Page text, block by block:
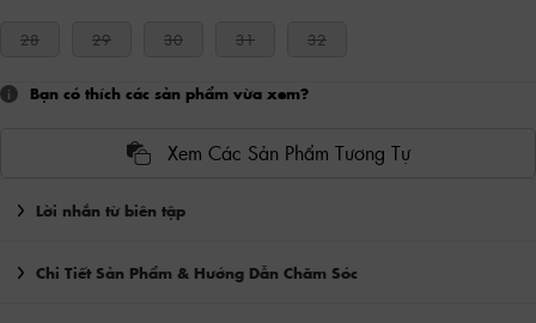
28 29 30 31 32
Bạn có thích các sản phẩm vừa xem?
Xem Các Sản Phẩm Tương Tự
Lời nhắn từ biên tập
Chi Tiết Sản Phẩm & Hướng Dẫn Chăm Sóc